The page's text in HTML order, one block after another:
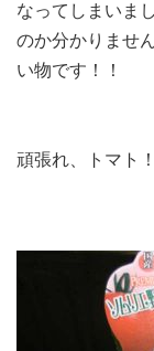
なってしまいま
のか分かりませ
い物です！！
頑張れ、トマト！